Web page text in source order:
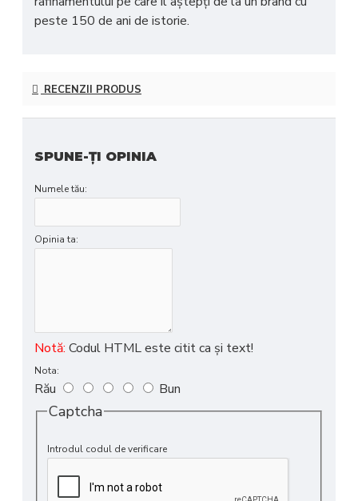
peste 150 de ani de istorie.
RECENZII PRODUS
SPUNE-ŢI OPINIA
Numele tău:
Opinia ta:
Notă: Codul HTML este citit ca şi text!
Nota:
Rău Bun
Captcha
Introdul codul de verificare